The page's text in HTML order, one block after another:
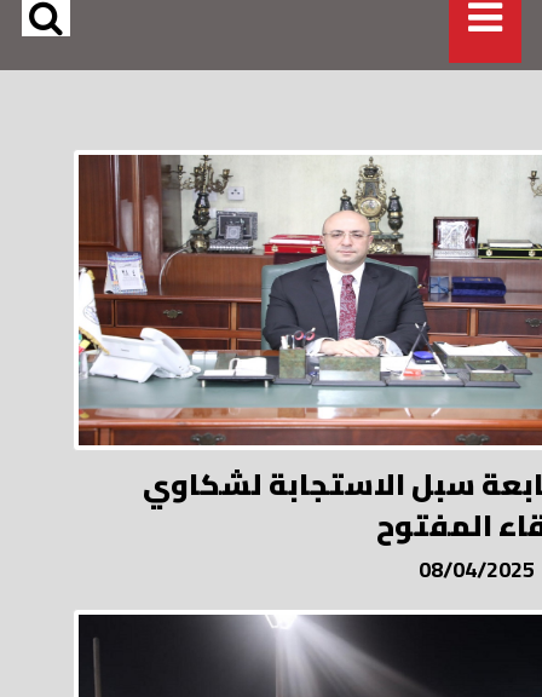
سبل الاستجابة لشكاوي
المفتوح
08/04/2025